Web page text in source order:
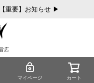
重要】お知らせ ▶
店
マイページ カート